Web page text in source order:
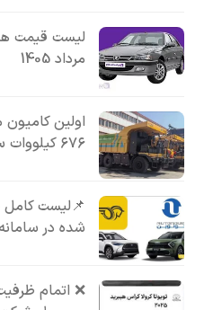
مرداد 1405
اولین
۶۷۶ کیلووات ساعتی رونمایی شد
📌لیست کامل
شده در سامانه
❌ اتمام